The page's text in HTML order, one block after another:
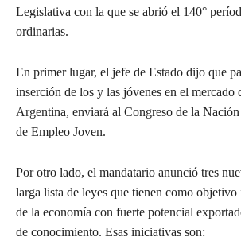
Legislativa con la que se abrió el 140°
ordinarias.
En primer lugar, el jefe de Estado dijo que
inserción de los y las jóvenes en el mercado
Argentina, enviará al Congreso de la
de Empleo Joven.
Por otro lado, el mandatario anunció tres
larga lista de leyes que tienen como objetivo
de la economía con fuerte potencial
de conocimiento. Esas iniciativas son: